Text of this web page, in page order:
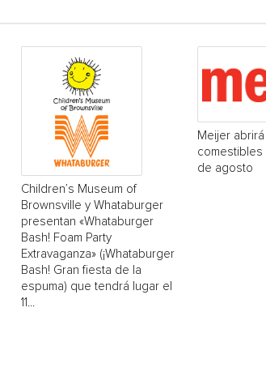
Children’s Museum of
Brownsville y Whataburger
presentan «Whataburger
Bash! Foam Party
Extravaganza» (¡Whataburger
Bash! Gran fiesta de la
espuma) que tendrá lugar el
11...
Meijer
comestibles
de agosto